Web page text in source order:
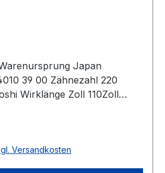
Japan
39 00 Zähnezahl 220
Wirklänge Zoll 110Zoll
Zugstrang Glasfaser Norm
ja
Versandkosten